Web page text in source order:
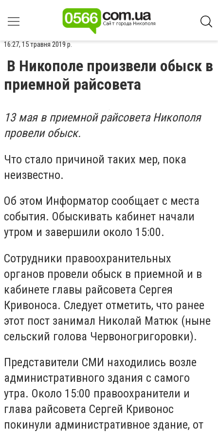
16:27, 15 травня 2019 р.
В Никополе произвели обыск в
приемной райсовета
13 мая в приемной райсовета Никополя
провели обыск.
Что стало причиной таких мер, пока
неизвестно.
Об этом Информатор сообщает с места
события. Обыскивать кабинет начали
утром и завершили около 15:00.
Сотрудники правоохранительных
органов провели обыск в приемной и в
кабинете главы райсовета Сергея
Кривоноса. Следует отметить, что ранее
этот пост занимал Николай Матюк (ныне
сельский голова Червоногригоровки).
Представители СМИ находились возле
административного здания с самого
утра. Около 15:00 правоохранители и
глава райсовета Сергей Кривонос
покинули административное здание, от